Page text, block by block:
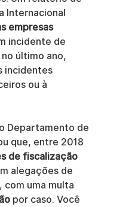
Internacional
empresas
incidente de
último ano,
incidentes
ou à
Departamento de
que, entre 2018
de fiscalização
alegações de
uma multa
por caso. Você